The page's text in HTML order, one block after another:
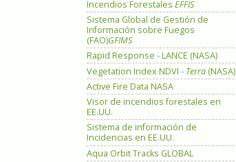
Incendios Forestales EFFIS
Sistema Global de Gestión de
Información sobre Fuegos
(FAO)GFIMS
Rapid Response - LANCE (NASA)
Vegetation Index NDVI - Terra (NASA)
Active Fire Data NASA
Visor de incendios forestales en
EE.UU.
Sistema de información de
Incidencias en EE.UU.
Aqua Orbit Tracks GLOBAL